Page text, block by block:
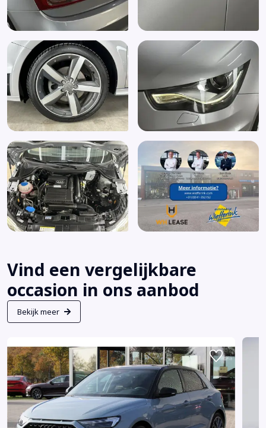
Vind een vergelijkbare
occasion in ons aanbod
Bekijk meer